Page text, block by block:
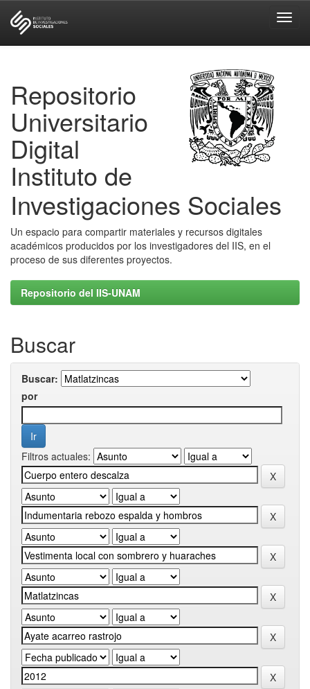
Repositorio
Universitario
Digital
Instituto de
Investigaciones Sociales
Un espacio para compartir materiales y recursos digitales
académicos producidos por los investigadores del IIS, en el
proceso de sus diferentes proyectos.
Repositorio del IIS-UNAM
Buscar
Buscar:
por
Filtros actuales: